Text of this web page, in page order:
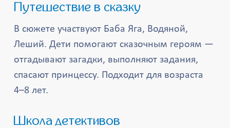
Путешествие в сказку
В сюжете участвуют Баба Яга, Водяной,
Леший. Дети помогают сказочным героям —
отгадывают загадки, выполняют задания,
спасают принцессу. Подходит для возраста
4–8 лет.
Школа детективов